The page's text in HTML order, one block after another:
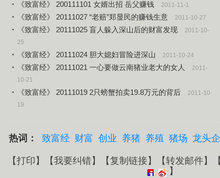
《致富经》 200111101 女婿出招 岳父赚钱
2011-11-1
《致富经》 20111027 “老赔”郑显民的赚钱生意 2011-10-27
《致富经》 20111025 盲人躲入深山后的财富发现 2011-10-
25
《致富经》 20111024 胆大媳妇冒险进深山
2011-10-24
《致富经》 20111021 一心要做云南猪业老大的女人 2011-
10-21
《致富经》 20111019 2只螃蟹拍卖19.8万元的背后
2011-10-
19
热词： 致富经 财富 创业 养猪 养殖 猪场 龙头
【打印】【我要纠错】【复制链接】【转发邮件】
】